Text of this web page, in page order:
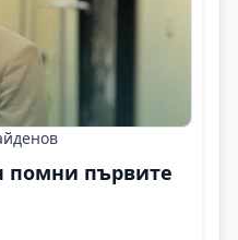
помни първите